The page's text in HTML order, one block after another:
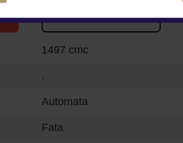
Vezi oferta
1497 cmc
.
Automata
Fata